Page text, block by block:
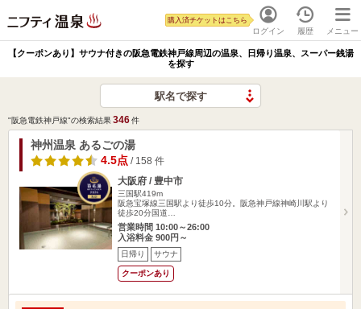
ログイン
購入済チケットはこちら
履歴 メニュー
【クーポンあり】サウナ付きの阪急電鉄神戸線周辺の温泉、日帰り温泉、スーパー銭湯
を探す
駅名で探す
"阪急電鉄神戸線"の検索結果346件
神州温泉 あるごの湯
4.5点 / 158 件
大阪府 / 豊中市
三国駅419m
阪急宝塚線三国駅より徒歩10分。阪急神戸線神崎川駅より
徒歩20分国道…
営業時間 10:00～26:00
入浴料金 900円～
日帰り サウナ
クーポンあり